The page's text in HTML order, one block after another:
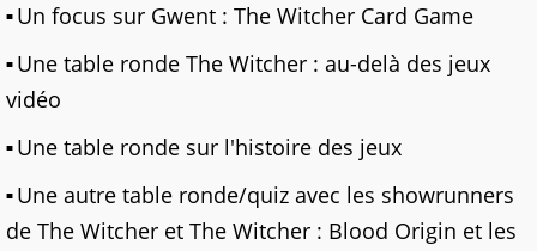
Un focus sur Gwent : The Witcher Card Game
Une table ronde The Witcher : au-delà des jeux
vidéo
Une table ronde sur l'histoire des jeux
Une autre table ronde/quiz avec les showrunners
de The Witcher et The Witcher : Blood Origin et les